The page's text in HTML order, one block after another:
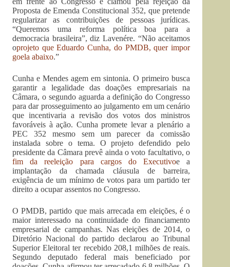
Proposta de Emenda Constitucional 352, que pretende
regularizar as contribuições de pessoas jurídicas.
“Queremos uma reforma política boa para a
democracia brasileira”, diz Lavenére. “Não aceitamos
oprojeto que Eduardo Cunha, do PMDB, quer impor
goela abaixo.”
Cunha e Mendes agem em sintonia. O primeiro busca
garantir a legalidade das doações empresariais na
Câmara, o segundo aguarda a definição do Congresso
para dar prosseguimento ao julgamento em um cenário
que incentivaria a revisão dos votos dos ministros
favoráveis à ação. Cunha promete levar a plenário a
PEC 352 mesmo sem um parecer da comissão
instalada sobre o tema. O projeto defendido pelo
presidente da Câmara prevê ainda o voto facultativo, o
fim da reeleição para cargos do Executivoe a
implantação da chamada cláusula de barreira,
exigência de um mínimo de votos para um partido ter
direito a ocupar assentos no Congresso.
O PMDB, partido que mais arrecada em eleições, é o
maior interessado na continuidade do financiamento
empresarial de campanhas. Nas eleições de 2014, o
Diretório Nacional do partido declarou ao Tribunal
Superior Eleitoral ter recebido 208,1 milhões de reais.
Segundo deputado federal mais beneficiado por